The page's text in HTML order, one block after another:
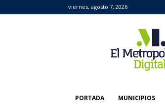
viernes, agosto 7, 2026
Metropolitano
Digital
PORTADA MUNICIPIOS